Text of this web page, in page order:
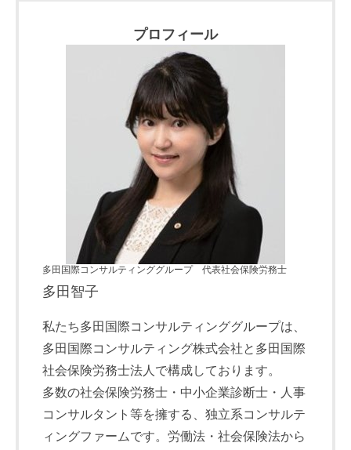
プロフィール
多田国際コンサルティンググループ 代表社会保険労務士
多田智子
私たち多田国際コンサルティンググループは、
多田国際コンサルティング株式会社と多田国際
社会保険労務士法人で構成しております。
多数の社会保険労務士・中小企業診断士・人事
コンサルタント等を擁する、独立系コンサルテ
ィングファームです。労働法・社会保険法から